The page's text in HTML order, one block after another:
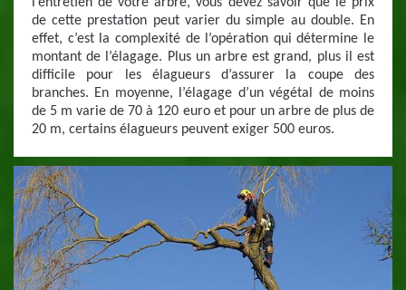
de cette prestation peut varier du simple au double. En
effet, c’est la complexité de l’opération qui détermine le
montant de l’élagage. Plus un arbre est grand, plus il est
difficile pour les élagueurs d’assurer la coupe des
branches. En moyenne, l’élagage d’un végétal de moins
de 5 m varie de 70 à 120 euro et pour un arbre de plus de
20 m, certains élagueurs peuvent exiger 500 euros.